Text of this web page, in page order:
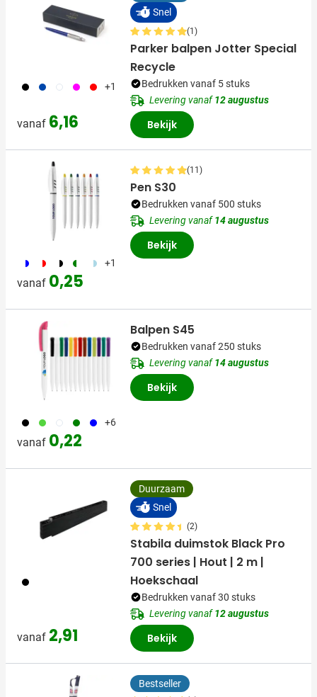
001 023 002 117 008 +1
vanaf 6,16
Snel
(1)
Parker balpen Jotter Special
Recycle
Bedrukken vanaf 5 stuks
Levering vanaf12 augustus
Bekijk
187 188 169 224 974 +1
vanaf 0,25
(11)
Pen S30
Bedrukken vanaf 500 stuks
Levering vanaf14 augustus
Bekijk
001 530 002 004 005 +6
vanaf 0,22
Balpen S45
Bedrukken vanaf 250 stuks
Levering vanaf14 augustus
Bekijk
001
vanaf 2,91
Duurzaam
Snel
(2)
Stabila duimstok Black Pro
700 series | Hout | 2 m |
Hoekschaal
Bedrukken vanaf 30 stuks
Levering vanaf12 augustus
Bekijk
Bestseller